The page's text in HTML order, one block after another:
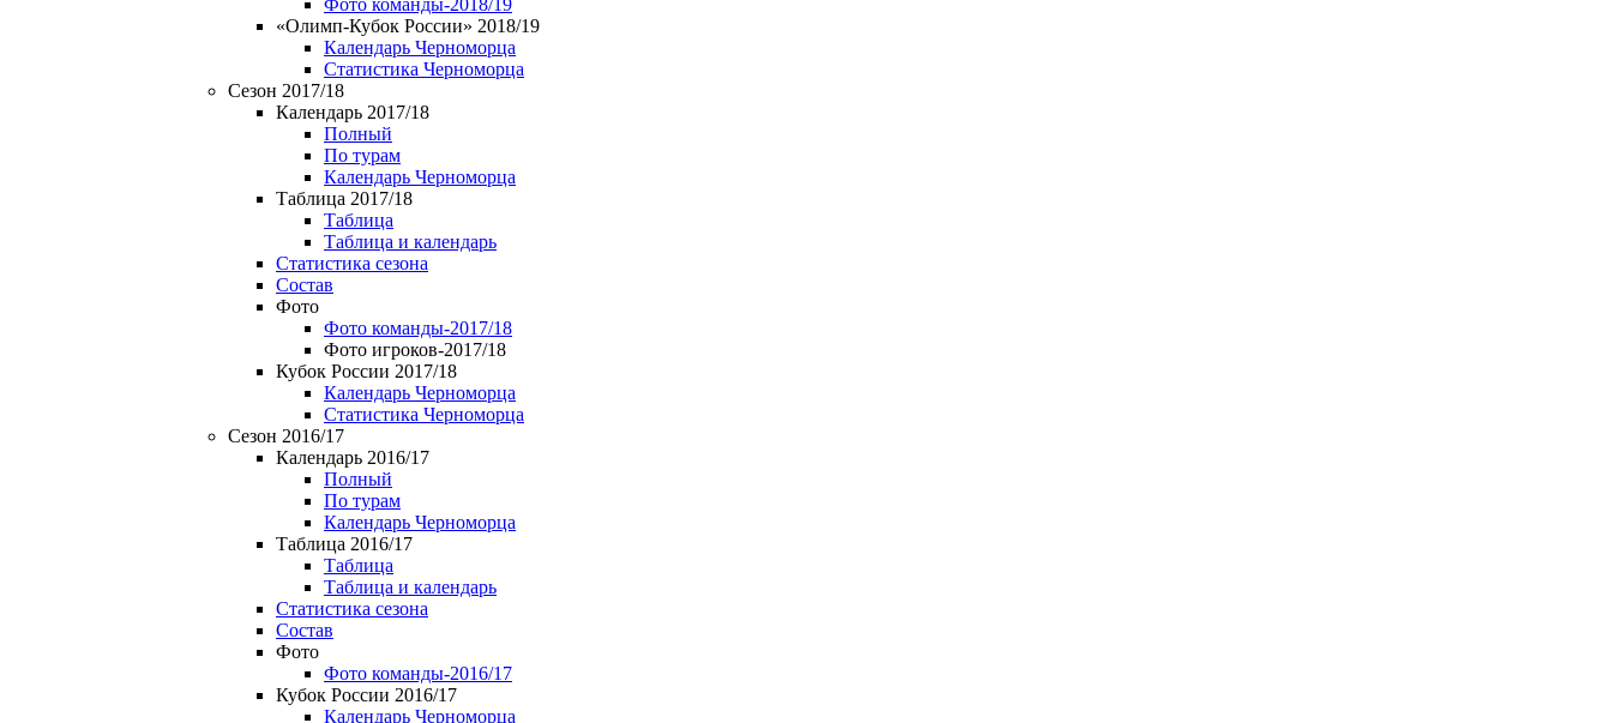
Фото команды-2018/19
«Олимп-Кубок России» 2018/19
Календарь Черноморца
Статистика Черноморца
Сезон 2017/18
Календарь 2017/18
Полный
По турам
Календарь Черноморца
Таблица 2017/18
Таблица
Таблица и календарь
Статистика сезона
Состав
Фото
Фото команды-2017/18
Фото игроков-2017/18
Кубок России 2017/18
Календарь Черноморца
Статистика Черноморца
Сезон 2016/17
Календарь 2016/17
Полный
По турам
Календарь Черноморца
Таблица 2016/17
Таблица
Таблица и календарь
Статистика сезона
Состав
Фото
Фото команды-2016/17
Кубок России 2016/17
Календарь Черноморца